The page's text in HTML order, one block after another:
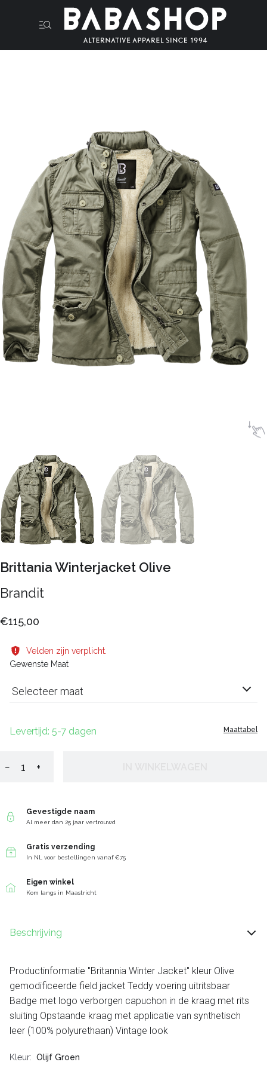
Brittania Winterjacket Olive
Brandit
€115,00
Velden zijn verplicht.
Gewenste Maat
Selecteer maat
Maattabel
Levertijd: 5-7 dagen
− +
Gevestigde naam
Al meer dan 25 jaar vertrouwd
Gratis verzending
In NL voor bestellingen vanaf €75
Eigen winkel
Kom langs in Maastricht
Beschrijving
Productinformatie "Britannia Winter Jacket" kleur Olive
gemodificeerde field jacket Teddy voering uitritsbaar
Badge met logo verborgen capuchon in de kraag met rits
sluiting Opstaande kraag met applicatie van synthetisch
leer (100% polyurethaan) Vintage look
Kleur Olijf Groen